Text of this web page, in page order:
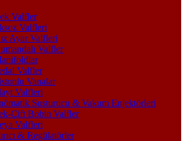
Valfler
Valfleri
Ayar Valfleri
Valfler
Valfler
Vanalar
Valfleri
Susturucu & Vakum Enjektörleri
Çift Bobin Valfler
Valfleri
& Regülatörler